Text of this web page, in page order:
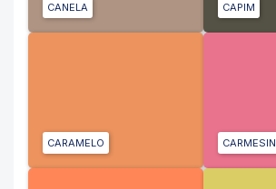
CANELA CAPIM
CARAMELO CARMESIN